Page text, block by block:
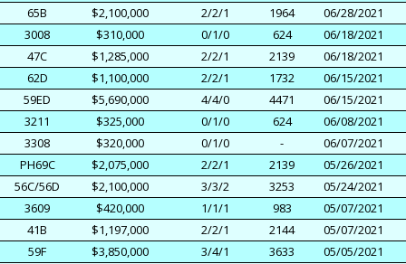
65B
$2,100,000 2/2/1 1964
06/28/2021
3008
$310,000 0/1/0 624
06/18/2021
47C
$1,285,000 2/2/1 2139
06/18/2021
62D
$1,100,000 2/2/1 1732
06/15/2021
59ED
$5,690,000 4/4/0 4471
06/15/2021
3211
$325,000 0/1/0 624
06/08/2021
3308
$320,000 0/1/0 -
06/07/2021
PH69C
$2,075,000 2/2/1 2139
05/26/2021
56C/56D
$2,100,000 3/3/2 3253
05/24/2021
3609
$420,000 1/1/1 983
05/07/2021
41B
$1,197,000 2/2/1 2144
05/07/2021
59F
$3,850,000 3/4/1 3633
05/05/2021